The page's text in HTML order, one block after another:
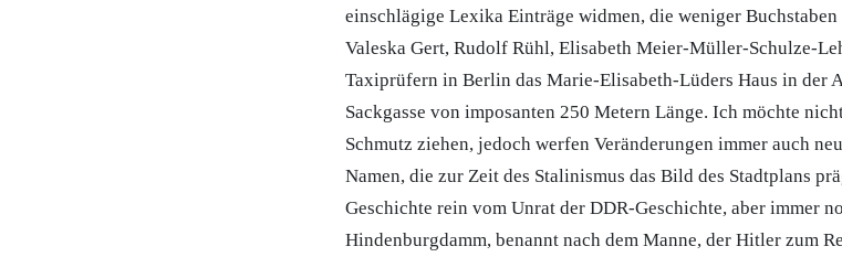
einschlägige Lexika Einträge widmen, die weniger
Valeska Gert, Rudolf Rühl, Elisabeth Meier-Müller-Schulze-
Taxiprüfern in Berlin das Marie-Elisabeth-Lüders Haus in der
Sackgasse von imposanten 250 Metern Länge. Ich möchte
Schmutz ziehen, jedoch werfen Veränderungen immer auch
Namen, die zur Zeit des Stalinismus das Bild des Stadtplans
Geschichte rein vom Unrat der DDR-Geschichte, aber immer
Hindenburgdamm, benannt nach dem Manne, der Hitler zum